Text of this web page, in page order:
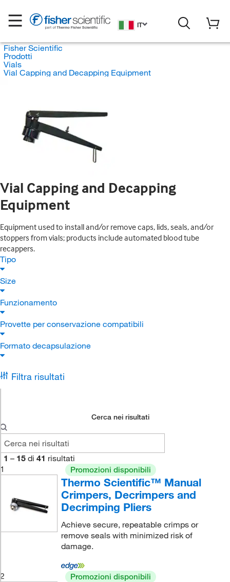
IT
Fisher Scientific
Prodotti
Vials
Vial Capping and Decapping Equipment
Vial Capping and Decapping
Equipment
Equipment used to install and/or remove caps, lids, seals, and/or
stoppers from vials; products include automated blood tube
recappers.
Tipo
Size
Funzionamento
Provette per conservazione compatibili
Formato decapsulazione
Filtra risultati
Cerca nei risultati
1 – 15 di 41 risultati
1
Promozioni disponibili
Thermo Scientific™ Manual
Crimpers, Decrimpers and
Decrimping Pliers
Achieve secure, repeatable crimps or
remove seals with minimized risk of
damage.
2 Promozioni disponibili